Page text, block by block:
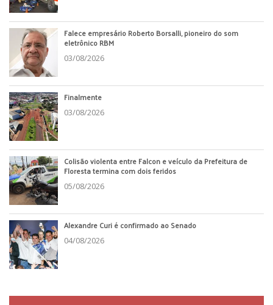
Falece empresário Roberto Borsalli, pioneiro do som
eletrônico RBM
03/08/2026
Finalmente
03/08/2026
Colisão violenta entre Falcon e veículo da Prefeitura de
Floresta termina com dois feridos
05/08/2026
Alexandre Curi é confirmado ao Senado
04/08/2026